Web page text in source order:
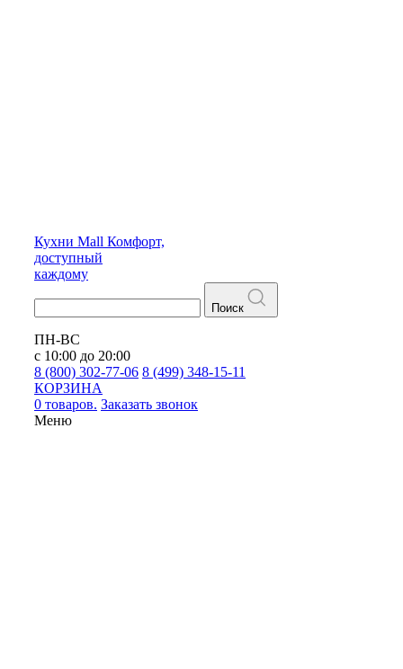
Кухни Mall Комфорт,
доступный
каждому
Поиск
ПН-ВС
с 10:00 до 20:00
8 (800) 302-77-06 8 (499) 348-15-11
КОРЗИНА
0 товаров. Заказать звонок
Меню